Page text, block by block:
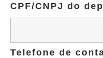
CPF/CNPJ do
Telefone de